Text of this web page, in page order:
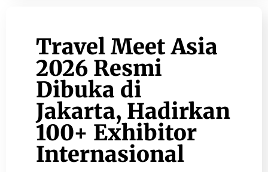
Travel Meet Asia
2026 Resmi
Dibuka di
Jakarta, Hadirkan
100+ Exhibitor
Internasional